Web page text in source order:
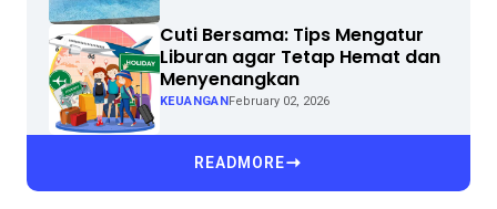
Cuti Bersama: Tips Mengatur
Liburan agar Tetap Hemat dan
Menyenangkan
KEUANGAN February 02, 2026
READMORE